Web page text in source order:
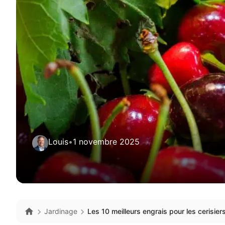
Louis•1 novembre 2025
Jardinage Les 10 meilleurs engrais pour les